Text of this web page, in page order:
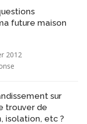
future maison
2012
sur
trouver de
isolation, etc ?